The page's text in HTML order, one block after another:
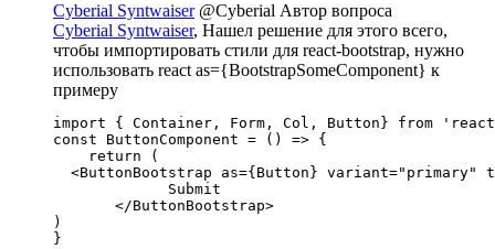
Cyberial Syntwaiser @Cyberial Автор вопроса
Cyberial Syntwaiser, Нашел решение для этого всего,
чтобы импортировать стили для react-bootstrap, нужно
использовать react as={BootstrapSomeComponent} к
примеру
import { Container, Form, Col, Button} from
const ButtonComponent = () => {
    return (
<ButtonBootstrap as={Button} variant="primary"
             Submit
       </ButtonBootstrap>
)
}